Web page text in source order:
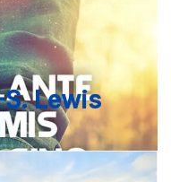
sea muy alta y
me avecina, no temo.
a toda su creación.
a todo lo que hay en
Lewis